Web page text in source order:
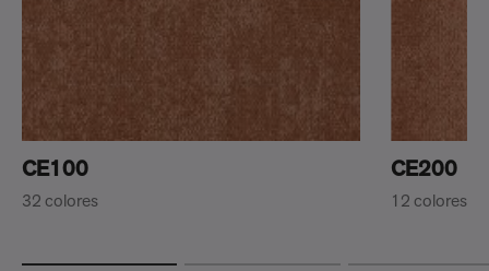
CE100
32 colores
CE200
12 colores